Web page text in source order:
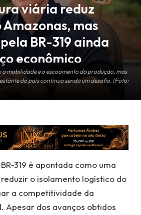
mobilidade e o escoamento da produção, mas
do país continua sendo um desafio. (Foto:
viária reduz
mas
BR-319 ainda
econômico
319 é apontada como uma
o isolamento logístico do
a competitividade da
Apesar dos avanços obtidos